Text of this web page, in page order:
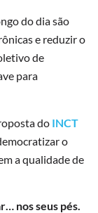
do dia são
e reduzir o
de
para
do INCT
o
a qualidade de
nos seus pés.